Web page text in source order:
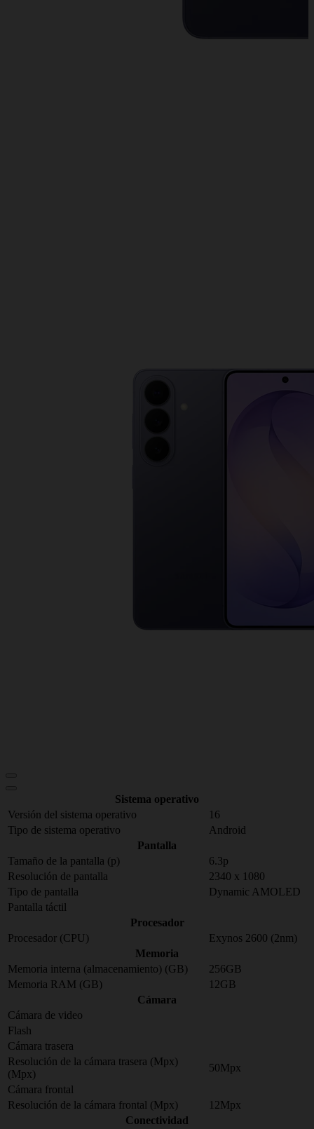
Sistema operativo
Versión del sistema operativo
16
Tipo de sistema operativo
Android
Pantalla
Tamaño de la pantalla (p)
6.3p
Resolución de pantalla
2340 x 1080
Tipo de pantalla
Dynamic AMOLED
Pantalla táctil
Procesador
Procesador (CPU)
Exynos 2600 (2nm)
Memoria
Memoria interna (almacenamiento) (GB)
256GB
Memoria RAM (GB)
12GB
Cámara
Cámara de video
Flash
Cámara trasera
Resolución de la cámara trasera (Mpx)
(Mpx)
50Mpx
Cámara frontal
Resolución de la cámara frontal (Mpx)
12Mpx
Conectividad